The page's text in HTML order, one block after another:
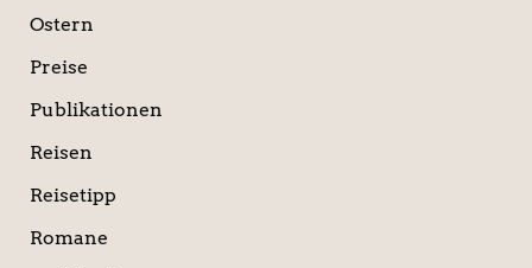
Ostern
Preise
Publikationen
Reisen
Reisetipp
Romane